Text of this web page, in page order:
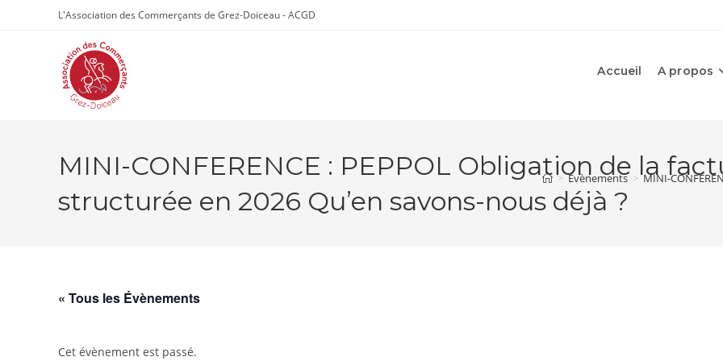
L'Association des Commerçants de Grez-Doiceau - ACGD
Accueil A propos
MINI-CONFERENCE : PEPPOL Obligation de la
structurée en 2026 Qu’en savons-nous déjà ?
> Évènements > MINI-
« Tous les Évènements
Cet évènement est passé.